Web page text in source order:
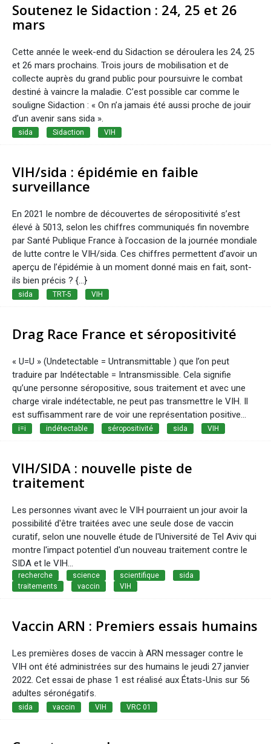
Soutenez le Sidaction : 24, 25 et 26
mars
Cette année le week-end du Sidaction se déroulera les 24, 25
et 26 mars prochains. Trois jours de mobilisation et de
collecte auprès du grand public pour poursuivre le combat
destiné à vaincre la maladie. C’est possible car comme le
souligne Sidaction : « On n’a jamais été aussi proche de jouir
d’un avenir sans sida ».
sida Sidaction VIH
VIH/sida : épidémie en faible
surveillance
En 2021 le nombre de découvertes de séropositivité s’est
élevé à 5013, selon les chiffres communiqués fin novembre
par Santé Publique France à l’occasion de la journée mondiale
de lutte contre le VIH/sida. Ces chiffres permettent d’avoir un
aperçu de l’épidémie à un moment donné mais en fait, sont-
ils bien précis ? {...}
sida TRT-5 VIH
Drag Race France et séropositivité
« U=U » (Undetectable = Untransmittable ) que l’on peut
traduire par Indétectable = Intransmissible. Cela signifie
qu’une personne séropositive, sous traitement et avec une
charge virale indétectable, ne peut pas transmettre le VIH. Il
est suffisamment rare de voir une représentation positive...
i=i indétectable séropositivité sida VIH
VIH/SIDA : nouvelle piste de
traitement
Les personnes vivant avec le VIH pourraient un jour avoir la
possibilité d'être traitées avec une seule dose de vaccin
curatif, selon une nouvelle étude de l'Université de Tel Aviv qui
montre l'impact potentiel d'un nouveau traitement contre le
SIDA et le VIH...
recherche science scientifique
sida
traitements
vaccin VIH
Vaccin ARN : Premiers essais humains
Les premières doses de vaccin à ARN messager contre le
VIH ont été administrées sur des humains le jeudi 27 janvier
2022. Cet essai de phase 1 est réalisé aux États-Unis sur 56
adultes séronégatifs.
sida vaccin VIH VRC 01